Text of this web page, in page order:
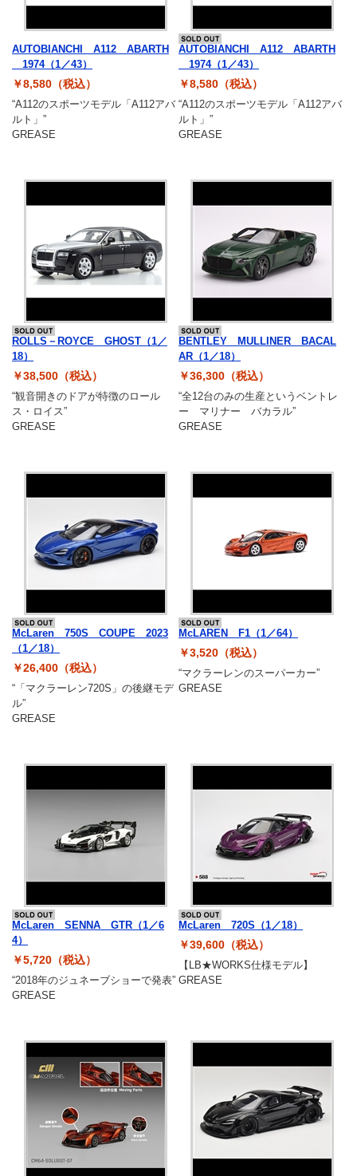
AUTOBIANCHI A112 ABARTH
1974（1／43）
￥8,580（税込）
“A112のスポーツモデル「A112アバ
ルト」”
GREASE
AUTOBIANCHI A112 ABARTH
1974（1／43）
￥8,580（税込）
“A112のスポーツモデル「A112アバ
ルト」”
GREASE
ROLLS－ROYCE GHOST（1／
18）
￥38,500（税込）
“観音開きのドアが特徴のロール
ス・ロイス”
GREASE
BENTLEY MULLINER BACAL
AR（1／18）
￥36,300（税込）
“全12台のみの生産というベントレ
ー マリナー バカラル”
GREASE
McLaren 750S COUPE 2023
（1／18）
￥26,400（税込）
“「マクラーレン720S」の後継モデ
ル”
GREASE
McLAREN F1（1／64）
￥3,520（税込）
“マクラーレンのスーパーカー”
GREASE
McLaren SENNA GTR（1／6
4）
￥5,720（税込）
“2018年のジュネーブショーで発表”
GREASE
McLaren 720S（1／18）
￥39,600（税込）
【LB★WORKS仕様モデル】
GREASE